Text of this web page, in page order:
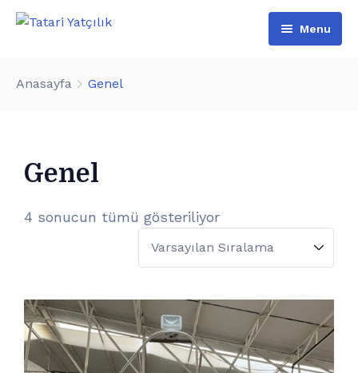
Menu
İkinci El
Anasayfa Genel
Genel
4 sonucun tümü gösteriliyor